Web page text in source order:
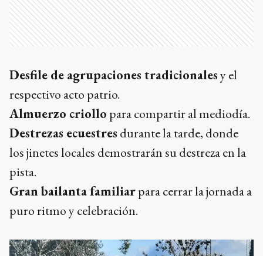
Desfile de agrupaciones tradicionalesy el
respectivo acto patrio.
Almuerzo criollo para compartir al mediodía.
Destrezas ecuestres durante la tarde, donde
los jinetes locales demostrarán su destreza en la
pista.
Gran bailanta familiarpara cerrar la jornada a
puro ritmo y celebración.